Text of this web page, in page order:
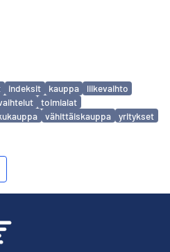
indeksit kauppa
liikevaihto
toimialat
vähittäiskauppa yritykset